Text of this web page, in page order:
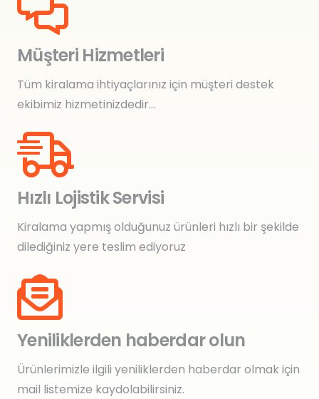
Müşteri Hizmetleri
Tüm kiralama ihtiyaçlarınız için müşteri destek
ekibimiz hizmetinizdedir…
Hızlı Lojistik Servisi
Kiralama yapmış olduğunuz ürünleri hızlı bir şekilde
dilediğiniz yere teslim ediyoruz
Yeniliklerden haberdar olun
Ürünlerimizle ilgili yeniliklerden haberdar olmak için
mail listemize kaydolabilirsiniz.